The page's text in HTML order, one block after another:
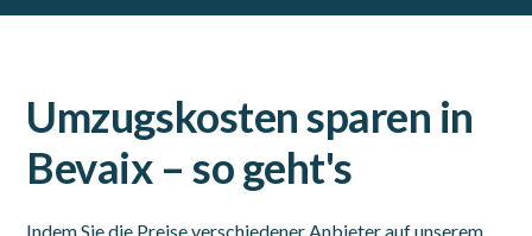
Umzugskosten sparen in
Bevaix – so geht's
Indem Sie die Preise verschiedener Anbieter auf unserem